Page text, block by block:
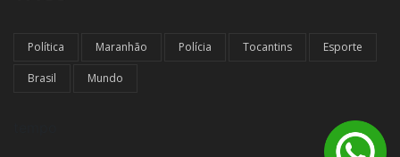
Política Maranhão Polícia Tocantins Esporte
Brasil Mundo